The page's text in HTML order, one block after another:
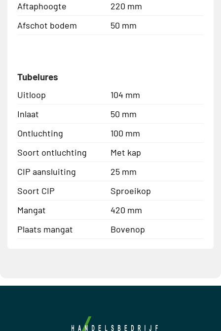
Aftaphoogte
220 mm
Afschot bodem
50 mm
Tubelures
Uitloop
104 mm
Inlaat
50 mm
Ontluchting
100 mm
Soort ontluchting
Met kap
CIP aansluiting
25 mm
Soort CIP
Sproeikop
Mangat
420 mm
Plaats mangat
Bovenop